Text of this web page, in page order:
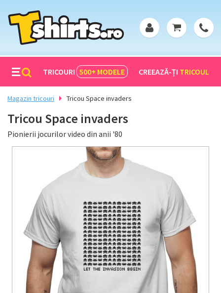
TRICOURI 500+ MODELE CREEAZĂ-ȚI TRICOUL
Magazin tricouri Tricou Space invaders
Tricou Space invaders
Pionierii jocurilor video din anii '80